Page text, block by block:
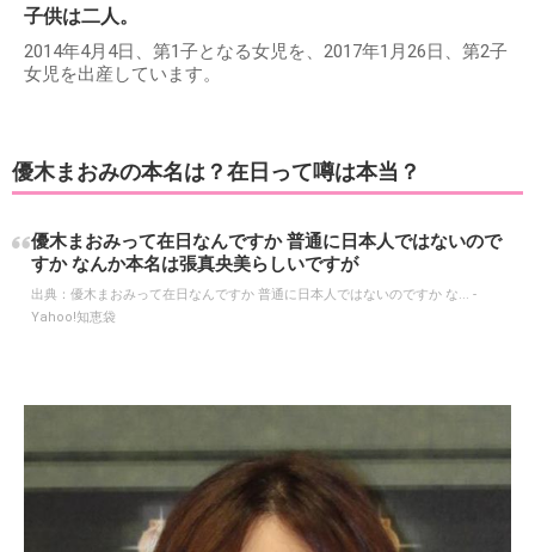
子供は二人。
2014年4月4日、第1子となる女児を、2017年1月26日、第2子
女児を出産しています。
優木まおみの本名は？在日って噂は本当？
優木まおみって在日なんですか 普通に日本人ではないので
すか なんか本名は張真央美らしいですが
出典： 優木まおみって在日なんですか 普通に日本人ではないのですか な... -
Yahoo!知恵袋